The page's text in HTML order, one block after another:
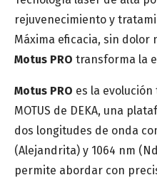
rejuvenecimiento y
Máxima eficacia, sin dolor
Motus PRO transforma la
Motus PRO es la
MOTUS de DEKA, una
dos longitudes de onda
(Alejandrita) y 1064 nm
permite abordar con